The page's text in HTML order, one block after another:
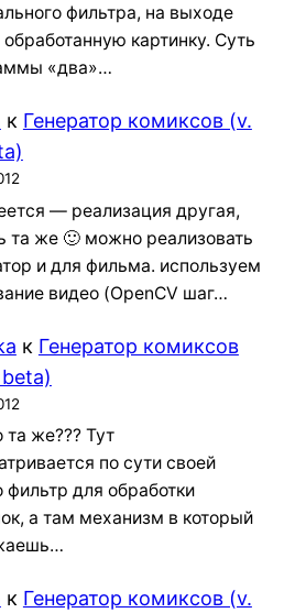
фильтра, на выходе
картинку. Суть
«два»…
к Генератор комиксов (v.
— реализация другая,
та же 🙂 можно реализовать
и для фильма. используем
видео (OpenCV шаг…
к Генератор комиксов
beta)
та же??? Тут
по сути своей
фильтр для обработки
а там механизм в который
к Генератор комиксов (v.